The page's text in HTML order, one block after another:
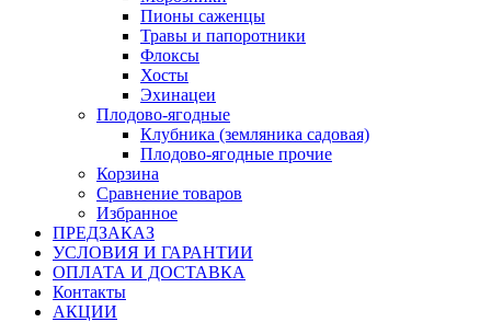
Пионы саженцы
Травы и папоротники
Флоксы
Хосты
Эхинацеи
Плодово-ягодные
Клубника (земляника садовая)
Плодово-ягодные прочие
Корзина
Сравнение товаров
Избранное
ПРЕДЗАКАЗ
УСЛОВИЯ И ГАРАНТИИ
ОПЛАТА И ДОСТАВКА
Контакты
АКЦИИ